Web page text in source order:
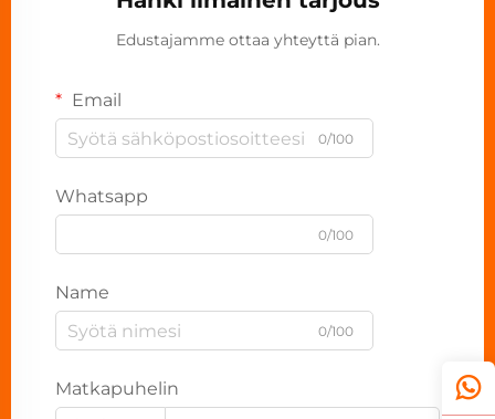
Edustajamme ottaa yhteyttä pian.
Email
0/100
Whatsapp
0/100
Name
0/100
Matkapuhelin